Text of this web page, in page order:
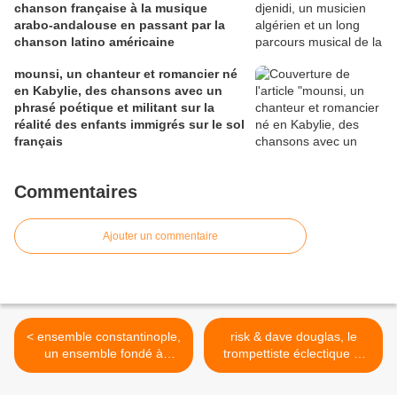
chanson française à la musique
arabo-andalouse en passant par la
chanson latino américaine
mounsi, un chanteur et romancier né
en Kabylie, des chansons avec un
phrasé poétique et militant sur la
réalité des enfants immigrés sur le sol
français
Commentaires
Ajouter un commentaire
< ensemble constantinople,
un ensemble fondé à
montréal qui explore les
risk & dave douglas, le
trompettiste éclectique et
survolté avec un groupe